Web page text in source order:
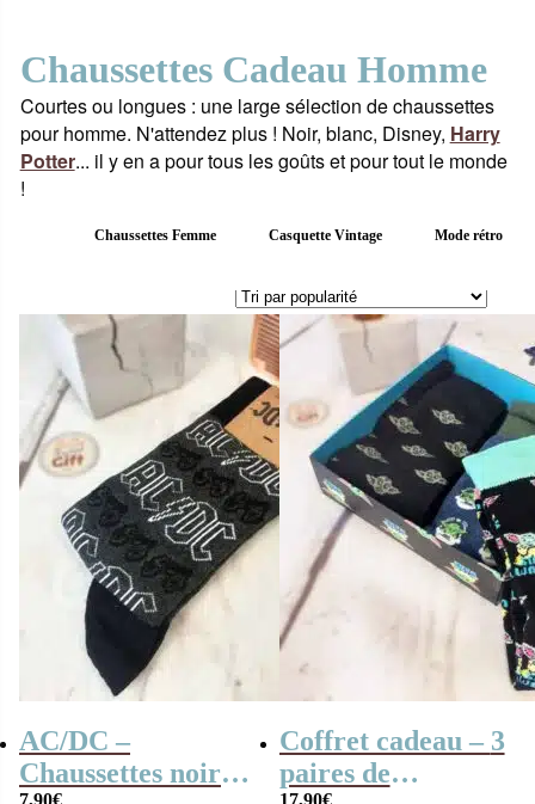
Chaussettes Cadeau Homme
Courtes ou longues : une large sélection de chaussettes
pour homme. N'attendez plus ! Noir, blanc, Disney, Harry
Potter... il y en a pour tous les goûts et pour tout le monde
!
Chaussettes Femme Casquette Vintage Mode rétro
AC/DC –
Chaussettes noires
Coffret cadeau – 3
paires de